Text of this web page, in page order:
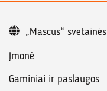
Įmonė
Gaminiai ir paslaugos
„Mascus“ svetainės